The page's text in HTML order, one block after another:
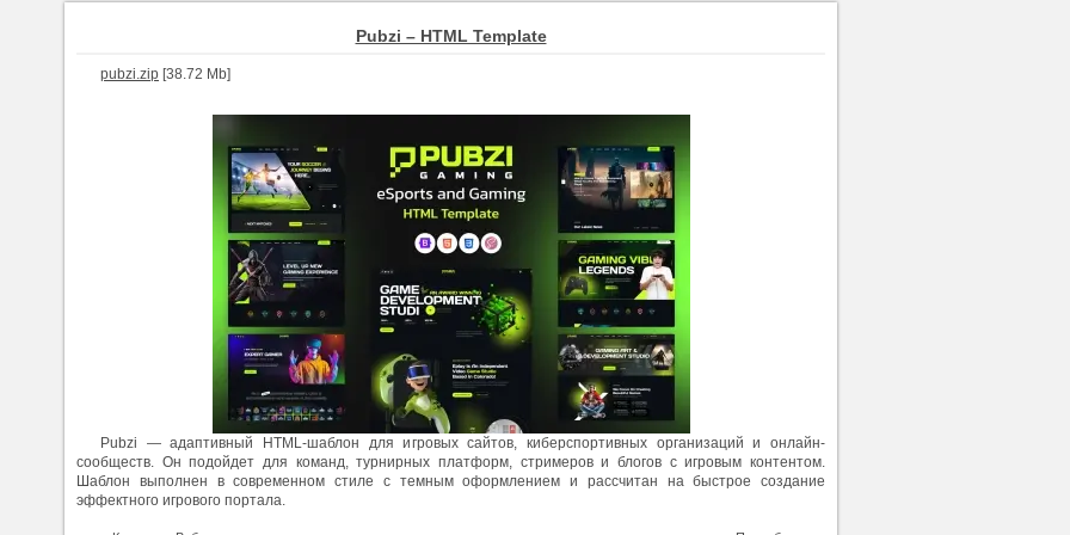
Pubzi – HTML Template
pubzi.zip [38.72 Mb]
Pubzi — адаптивный HTML-шаблон для игровых сайтов, киберспортивных организаций и онлайн-
сообществ. Он подойдет для команд, турнирных платформ, стримеров и блогов с игровым контентом.
Шаблон выполнен в современном стиле с темным оформлением и рассчитан на быстрое создание
эффектного игрового портала.